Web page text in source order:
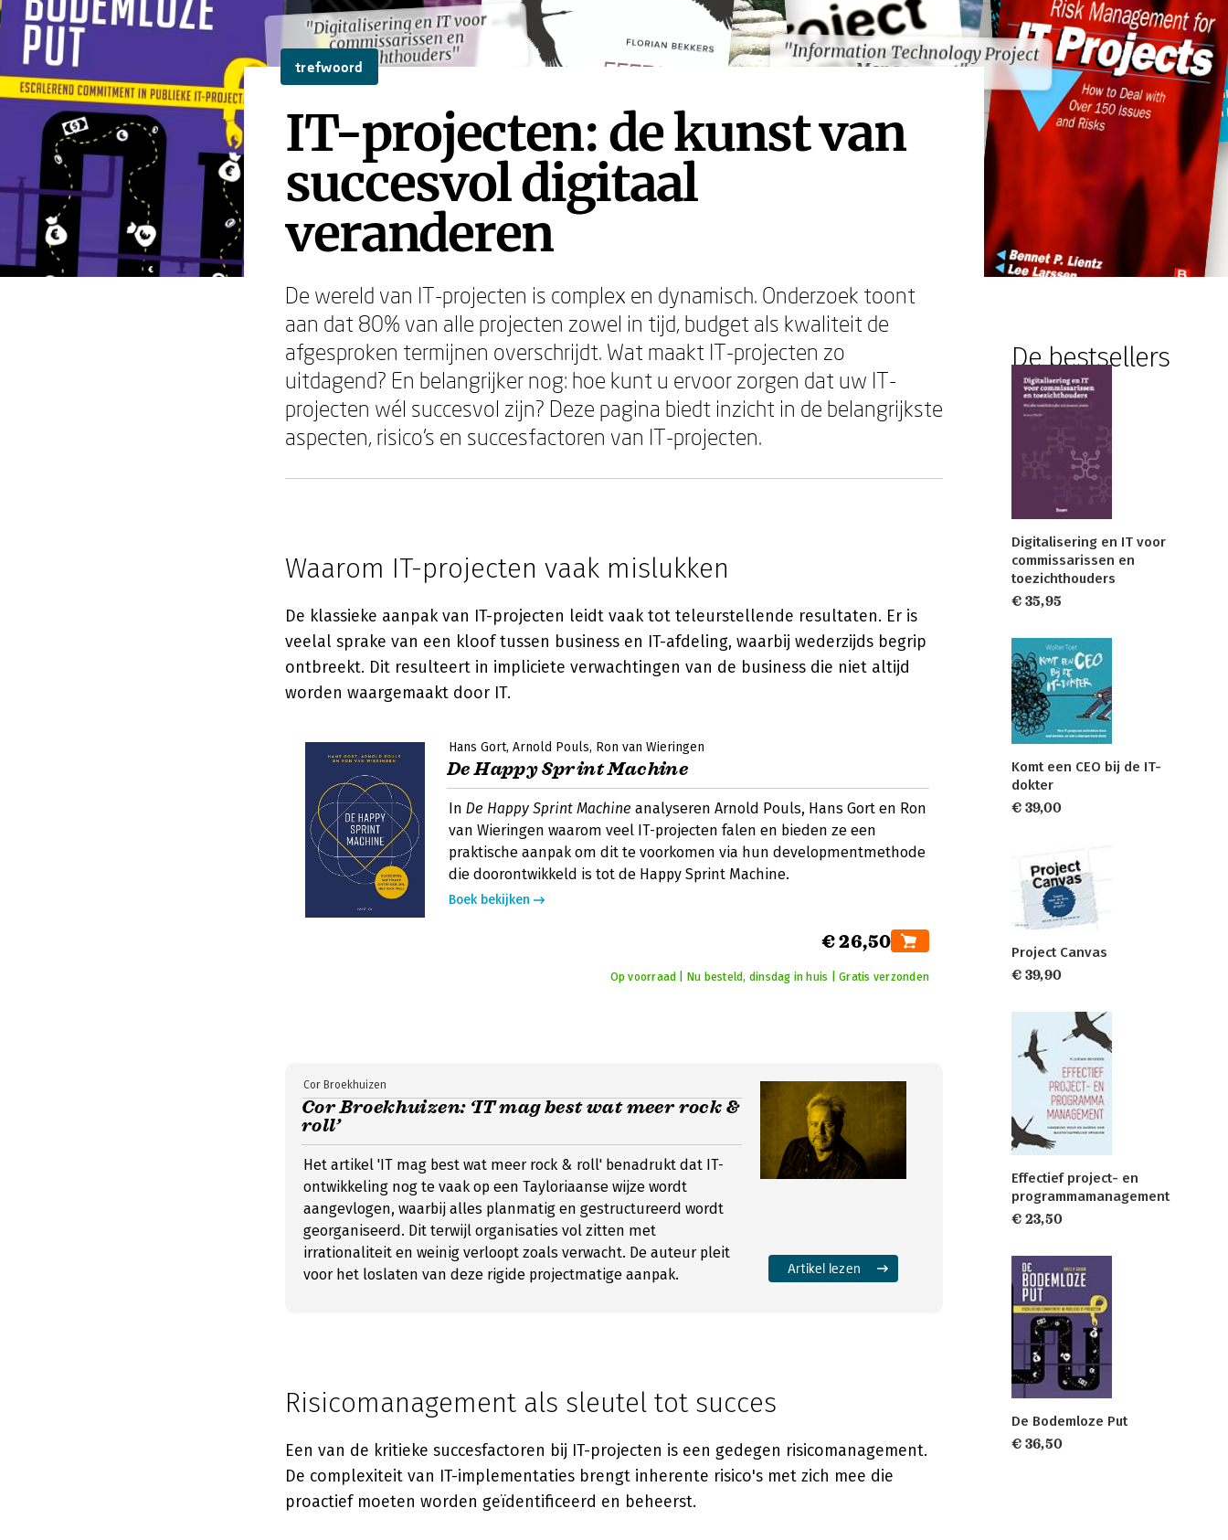
"Digitalisering en IT voor
commissarissen en
toezichthouders" "Information Technology Project
Management"
"Digitalisering en IT voor
commissarissen en
toezichthouders" "Information Technology Project
Management"
trefwoord
IT-projecten: de kunst van
succesvol digitaal
veranderen
De wereld van IT-projecten is complex en dynamisch. Onderzoek toont
aan dat 80% van alle projecten zowel in tijd, budget als kwaliteit de
afgesproken termijnen overschrijdt. Wat maakt IT-projecten zo
uitdagend? En belangrijker nog: hoe kunt u ervoor zorgen dat uw IT-
projecten wél succesvol zijn? Deze pagina biedt inzicht in de belangrijkste
aspecten, risico's en succesfactoren van IT-projecten.
Waarom IT-projecten vaak mislukken
De klassieke aanpak van IT-projecten leidt vaak tot teleurstellende resultaten. Er is
veelal sprake van een kloof tussen business en IT-afdeling, waarbij wederzijds begrip
ontbreekt. Dit resulteert in impliciete verwachtingen van de business die niet altijd
worden waargemaakt door IT.
Hans Gort Arnold Pouls Ron van Wieringen
De Happy Sprint Machine
In De Happy Sprint Machine analyseren Arnold Pouls, Hans Gort en Ron
van Wieringen waarom veel IT-projecten falen en bieden ze een
praktische aanpak om dit te voorkomen via hun developmentmethode
die doorontwikkeld is tot de Happy Sprint Machine.
Boek bekijken
€ 26,50
Op voorraad | Nu besteld, dinsdag in huis | Gratis verzonden
Cor Broekhuizen: ‘IT mag best wat meer rock &
roll’
Cor Broekhuizen
Het artikel 'IT mag best wat meer rock & roll' benadrukt dat IT-
ontwikkeling nog te vaak op een Tayloriaanse wijze wordt
aangevlogen, waarbij alles planmatig en gestructureerd wordt
georganiseerd. Dit terwijl organisaties vol zitten met
irrationaliteit en weinig verloopt zoals verwacht. De auteur pleit
voor het loslaten van deze rigide projectmatige aanpak.
Artikel lezen
Risicomanagement als sleutel tot succes
Een van de kritieke succesfactoren bij IT-projecten is een gedegen risicomanagement.
De complexiteit van IT-implementaties brengt inherente risico's met zich mee die
proactief moeten worden geïdentificeerd en beheerst.
De bestsellers
Digitalisering en IT voor
commissarissen en
toezichthouders
€ 35,95
Komt een CEO bij de IT-
dokter
€ 39,00
Project Canvas
€ 39,90
Effectief project- en
programmamanagement
€ 23,50
De Bodemloze Put
€ 36,50